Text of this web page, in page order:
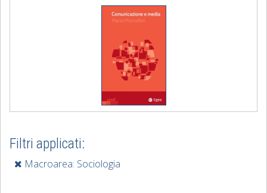
Filtri applicati:
Macroarea: Sociologia